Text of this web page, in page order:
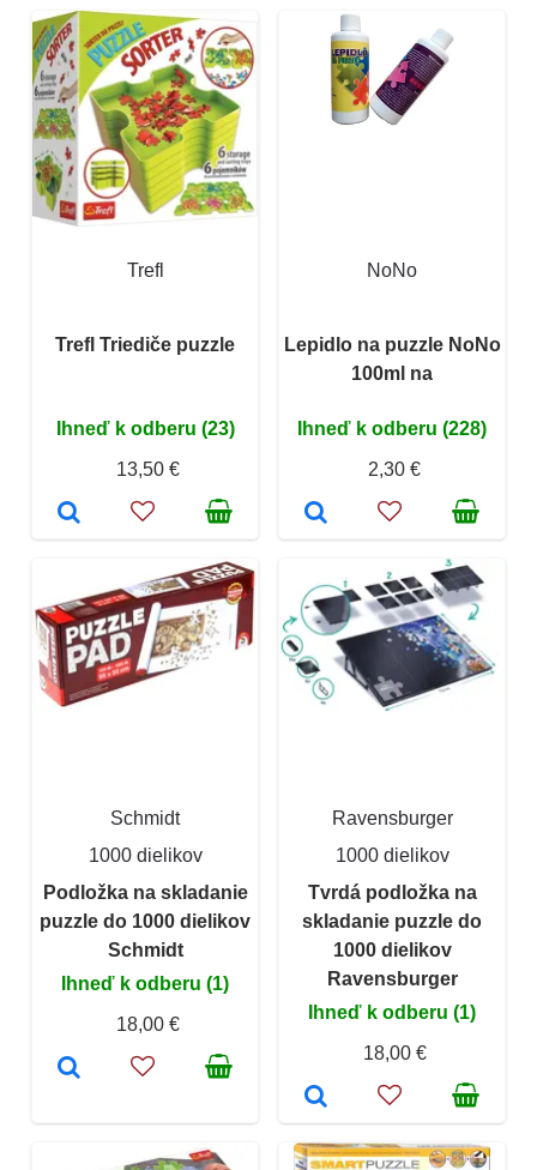
Trefl
Trefl Triediče puzzle
Ihneď k odberu (23)
13,50 €
NoNo
Lepidlo na puzzle NoNo
100ml na
Ihneď k odberu (228)
2,30 €
Schmidt
1000 dielikov
Podložka na skladanie
puzzle do 1000 dielikov
Schmidt
Ihneď k odberu (1)
18,00 €
Ravensburger
1000 dielikov
Tvrdá podložka na
skladanie puzzle do
1000 dielikov
Ravensburger
Ihneď k odberu (1)
18,00 €